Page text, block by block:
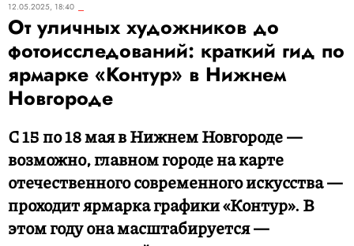
12.05.2025, 18:40
От уличных художников до
фотоисследований: краткий гид по
ярмарке «Контур» в Нижнем
Новгороде
С 15 по 18 мая в Нижнем Новгороде —
возможно, главном городе на карте
отечественного современного искусства —
проходит ярмарка графики «Контур». В
этом году она масштабируется —